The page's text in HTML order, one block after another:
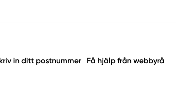
in ditt postnummer Få hjälp från webbyrå